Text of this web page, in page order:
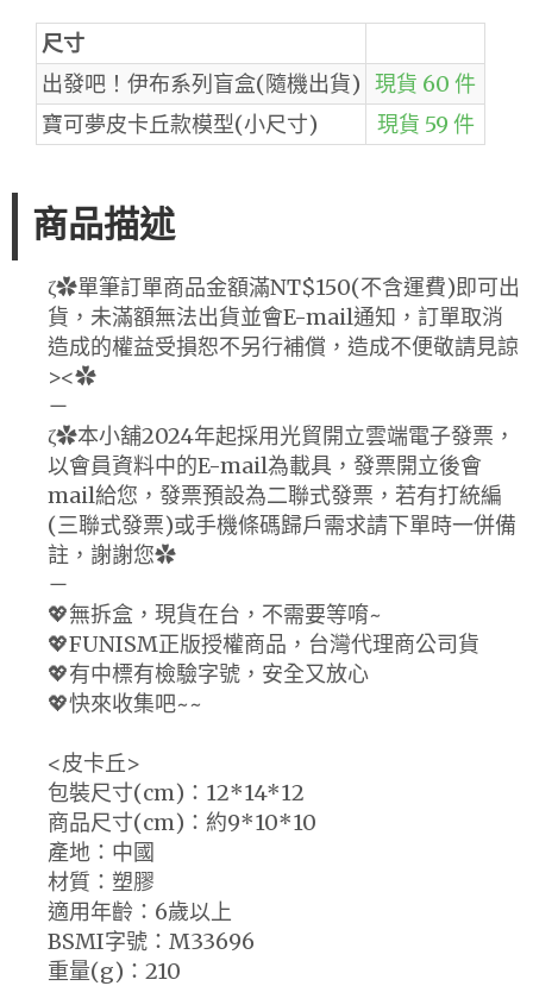
尺寸
出發吧！伊布系列盲盒(隨機出貨) 現貨 60 件
寶可夢皮卡丘款模型(小尺寸)
現貨 59 件
商品描述
ζ✿單筆訂單商品金額滿NT$150(不含運費)即可出
貨，未滿額無法出貨並會E-mail通知，訂單取消
造成的權益受損恕不另行補償，造成不便敬請見諒
><✿
－
ζ✿本小舖2024年起採用光貿開立雲端電子發票，
以會員資料中的E-mail為載具，發票開立後會
mail給您，發票預設為二聯式發票，若有打統編
(三聯式發票)或手機條碼歸戶需求請下單時一併備
註，謝謝您✿
－
💖無拆盒，現貨在台，不需要等唷~
💖FUNISM正版授權商品，台灣代理商公司貨
💖有中標有檢驗字號，安全又放心
💖快來收集吧~~
<皮卡丘>
包裝尺寸(cm)：12*14*12
商品尺寸(cm)：約9*10*10
產地：中國
材質：塑膠
適用年齡：6歲以上
BSMI字號：M33696
重量(g)：210